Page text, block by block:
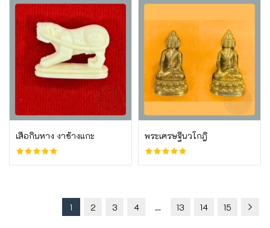
เสือกินหาง งาช้างแกะ
บูชาเลย พระเศรษฐีนวโกฎิ
บูชาเลย
1 2 3 4 … 13 14 15